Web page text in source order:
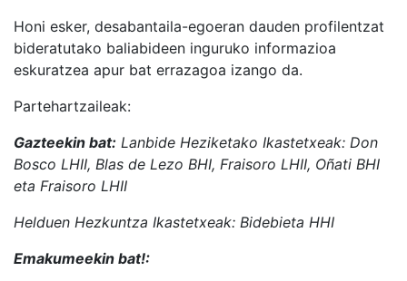
Honi esker, desabantaila-egoeran dauden profilentzat
bideratutako baliabideen inguruko informazioa
eskuratzea apur bat errazagoa izango da.
Partehartzaileak:
Gazteekin bat: Lanbide Heziketako Ikastetxeak: Don
Bosco LHII, Blas de Lezo BHI, Fraisoro LHII, Oñati BHI
eta Fraisoro LHII
Helduen Hezkuntza Ikastetxeak: Bidebieta HHI
Emakumeekin bat!: